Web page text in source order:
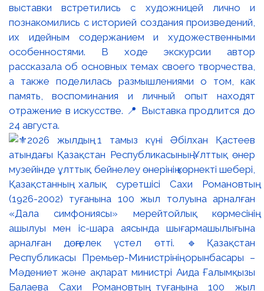
выставки встретились с художницей лично и
познакомились с историей создания произведений,
их идейным содержанием и художественными
особенностями. В ходе экскурсии автор
рассказала об основных темах своего творчества,
а также поделилась размышлениями о том, как
память, воспоминания и личный опыт находят
отражение в искусстве. 📍 Выставка продлится до
24 августа.